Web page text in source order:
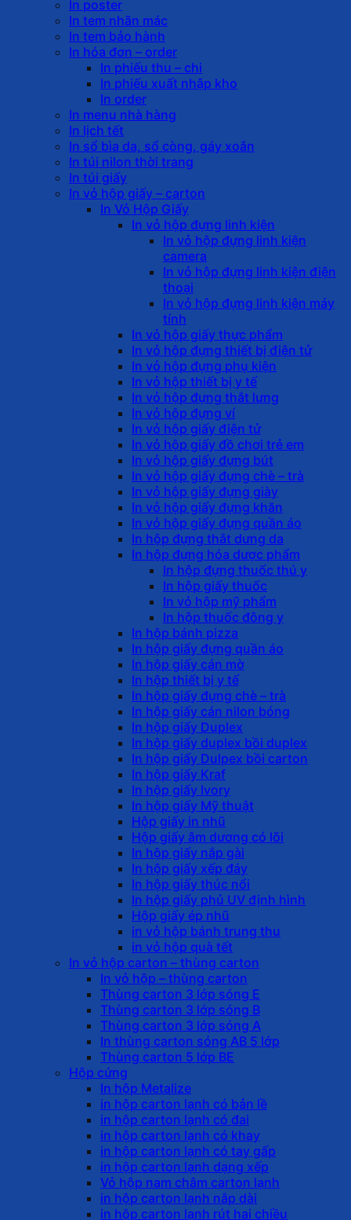
In poster
In tem nhãn mác
In tem bảo hành
In hóa đơn – order
In phiếu thu – chi
In phiếu xuất nhập kho
In order
In menu nhà hàng
In lịch tết
In sổ bìa da, sổ còng, gáy xoắn
In túi nilon thời trang
In túi giấy
In vỏ hộp giấy – carton
In Vỏ Hộp Giấy
In vỏ hộp đựng linh kiện
In vỏ hộp đựng linh kiện
camera
In vỏ hộp đựng linh kiện điện
thoại
In vỏ hộp đựng linh kiện máy
tính
In vỏ hộp giấy thực phẩm
In vỏ hộp đựng thiết bị điện tử
In vỏ hộp đựng phụ kiện
In vỏ hộp thiết bị y tế
In vỏ hộp đựng thắt lưng
In vỏ hộp đựng ví
In vỏ hộp giấy điện tử
In vỏ hộp giấy đồ chơi trẻ em
In vỏ hộp giấy đựng bút
In vỏ hộp giấy đựng chè – trà
In vỏ hộp giấy đựng giày
In vỏ hộp giấy đựng khăn
In vỏ hộp giấy đựng quần áo
In hộp đựng thắt dưng da
In hộp đựng hóa dược phẩm
In hộp đựng thuốc thú y
In hộp giấy thuốc
In vỏ hộp mỹ phẩm
In hộp thuốc đông y
In hộp bánh pizza
In hộp giấy đựng quần áo
In hộp giấy cán mờ
In hộp thiết bị y tế
In hộp giấy đựng chè – trà
In hộp giấy cán nilon bóng
In hộp giấy Duplex
In hộp giấy duplex bồi duplex
In hộp giấy Dulpex bồi carton
In hộp giấy Kraf
In hộp giấy Ivory
In hộp giấy Mỹ thuật
Hộp giấy in nhũ
Hộp giấy âm dương có lõi
In hộp giấy nắp gài
In hộp giấy xếp đáy
In hộp giấy thúc nổi
In hộp giấy phủ UV định hình
Hộp giấy ép nhũ
in vỏ hộp bánh trung thu
in vỏ hộp quà tết
In vỏ hộp carton – thùng carton
In vỏ hộp – thùng carton
Thùng carton 3 lớp sóng E
Thùng carton 3 lớp sóng B
Thùng carton 3 lớp sóng A
In thùng carton sóng AB 5 lớp
Thùng carton 5 lớp BE
Hộp cứng
In hộp Metalize
in hộp carton lạnh có bản lề
in hộp carton lạnh có đai
in hộp carton lạnh có khay
in hộp carton lạnh có tay gấp
in hộp carton lạnh dạng xếp
Vỏ hộp nam châm carton lạnh
in hộp carton lạnh nắp dài
in hộp carton lạnh rút hai chiều